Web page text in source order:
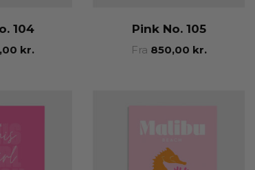
104
kr.
Pink No. 105
Fra 850,00 kr.